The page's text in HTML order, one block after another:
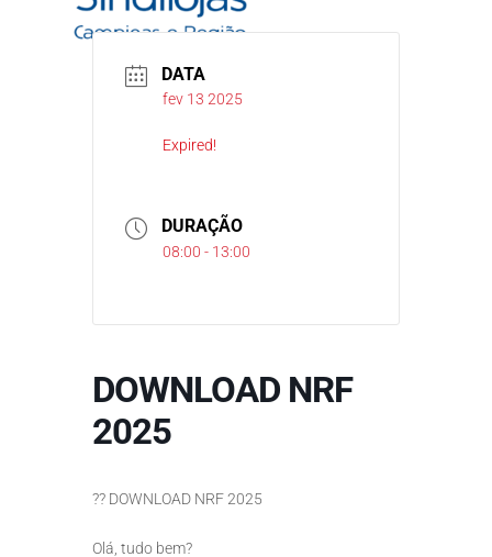
DATA
fev 13 2025
Expired!
DURAÇÃO
08:00 - 13:00
DOWNLOAD NRF
2025
?? DOWNLOAD NRF 2025
Olá, tudo bem?